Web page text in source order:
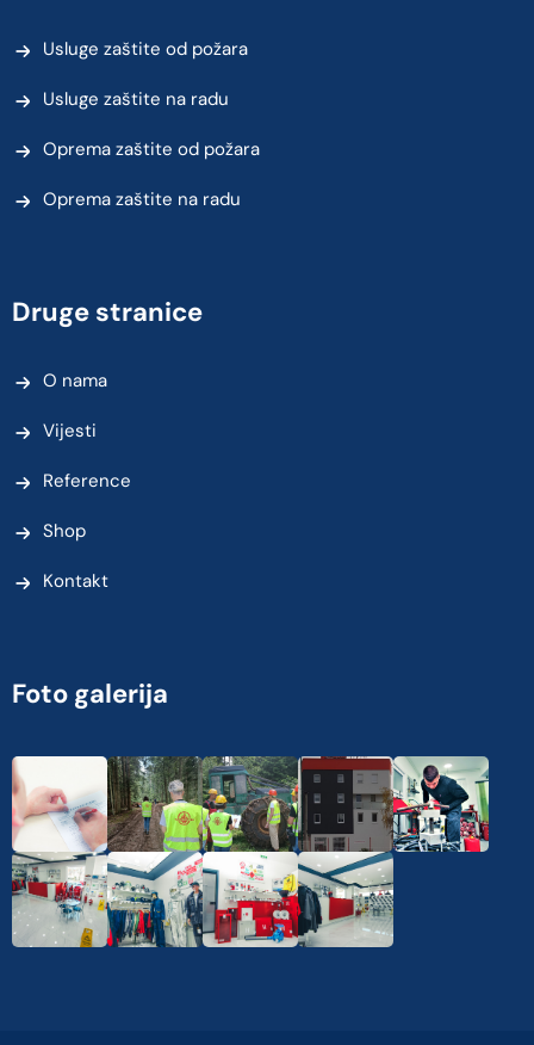
Usluge zaštite od požara
Usluge zaštite na radu
Oprema zaštite od požara
Oprema zaštite na radu
Druge stranice
O nama
Vijesti
Reference
Shop
Kontakt
Foto galerija